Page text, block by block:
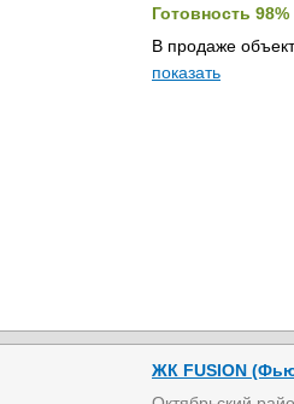
Готовность 98%
В продаже
показать
ЖК FUSION